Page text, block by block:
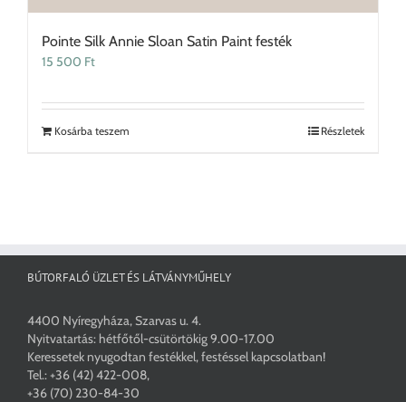
Pointe Silk Annie Sloan Satin Paint festék
15 500 Ft
Kosárba teszem Részletek
BÚTORFALÓ ÜZLET ÉS LÁTVÁNYMŰHELY
4400 Nyíregyháza, Szarvas u. 4.
Nyitvatartás: hétfőtől-csütörtökig 9.00-17.00
Keressetek nyugodtan festékkel, festéssel kapcsolatban!
Tel.:+36 (42) 422-008,
+36 (70) 230-84-30